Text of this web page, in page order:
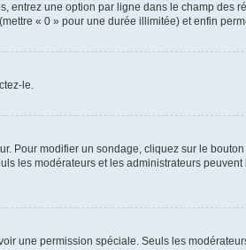
une option par ligne dans le champ des
« 0 » pour une durée illimitée) et enfin
le.
Pour modifier un sondage, cliquez sur le bouton
les modérateurs et les administrateurs
une permission spéciale. Seuls les